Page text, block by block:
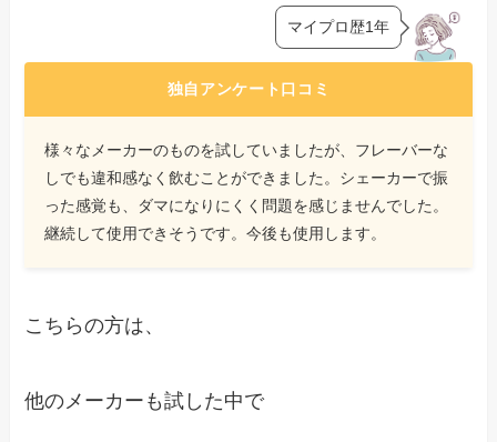
マイプロ歴1年
独自アンケート口コミ
様々なメーカーのものを試していましたが、フレーバーな
しでも違和感なく飲むことができました。シェーカーで振
った感覚も、ダマになりにくく問題を感じませんでした。
継続して使用できそうです。今後も使用します。
こちらの方は、
他のメーカーも試した中で